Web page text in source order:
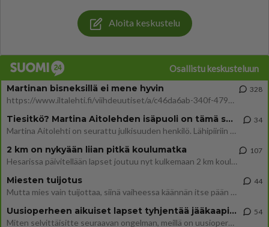
Aloita keskustelu
Osallistu keskusteluun
Martinan bisneksillä ei mene hyvin
https://www.iltalehti.fi/viihdeuutiset/a/c46da6ab-340f-4790-aaa7-0865eed2336 Yrityksen konkurssihakemus on tullut kärä
328
Tiesitkö? Martina Aitolehden isäpuoli on tämä suosittu laulaja
Martina Aitolehti on seurattu julkisuuden henkilö. Lähipiiriin mahtuu muitakin tunnettuja henkilöitä. Tiesitkö, että Ma
34
2 km on nykyään liian pitkä koulumatka
Hesarissa päivitellään lapset joutuu nyt kulkemaan 2 km kouluun jösses. Ruostefillarilla tuo matka menee vaikka miten äk
107
Miesten tuijotus
Mutta mies vain tuijottaa, siinä vaiheessa käännän itse pään pois. Mikä juttu? Yleensä jos joku tuijottaa tai katsoo, hä
44
Uusioperheen aikuiset lapset tyhjentää jääkaapin käydessään
Miten selvittäisitte seuraavan ongelman, meillä on uusioperhe, minulla teini-ikäiset lapset ja puolisolla aikuiset, jotk
54